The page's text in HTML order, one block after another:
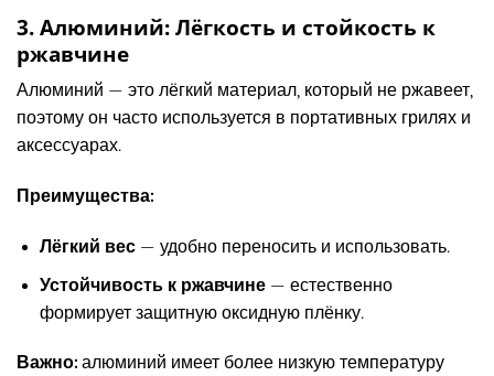
3. Алюминий: Лёгкость и стойкость к
ржавчине
Алюминий — это лёгкий материал, который не ржавеет,
поэтому он часто используется в портативных грилях и
аксессуарах.
Преимущества:
Лёгкий вес— удобно переносить и использовать.
Устойчивость к ржавчине— естественно
формирует защитную оксидную плёнку.
Важно: алюминий имеет более низкую температуру